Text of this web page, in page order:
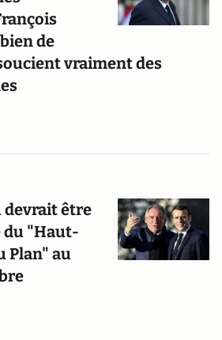
de
vraiment des
devrait être
du "Haut-
Plan" au